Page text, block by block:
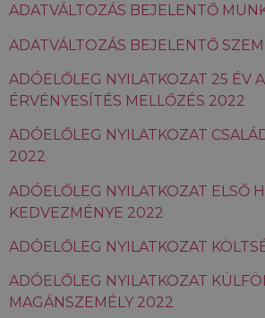
ADATVÁLTOZÁS BEJELENTŐ
ADATVÁLTOZÁS BEJELENTŐ
ADÓELŐLEG NYILATKOZAT 25 ÉV
ÉRVÉNYESÍTÉS MELLŐZÉS 2022
ADÓELŐLEG NYILATKOZAT
2022
ADÓELŐLEG NYILATKOZAT ELSŐ
KEDVEZMÉNYE 2022
ADÓELŐLEG NYILATKOZAT
ADÓELŐLEG NYILATKOZAT
MAGÁNSZEMÉLY 2022